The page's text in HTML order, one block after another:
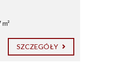
SZCZEGÓŁY